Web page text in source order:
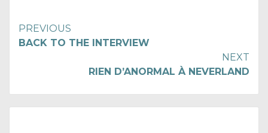
Continue
PREVIOUS
BACK TO THE INTERVIEW
NEXT
RIEN D’ANORMAL À NEVERLAND